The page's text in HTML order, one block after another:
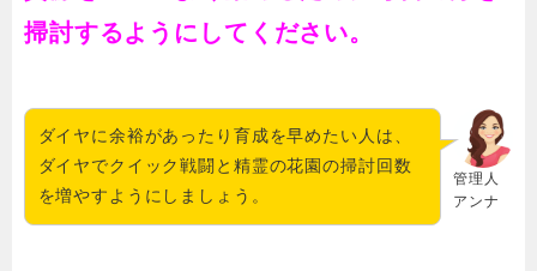
掃討するようにしてください。
管理人
アンナ
ダイヤに余裕があったり育成を早めたい人は、
ダイヤでクイック戦闘と精霊の花園の掃討回数
を増やすようにしましょう。